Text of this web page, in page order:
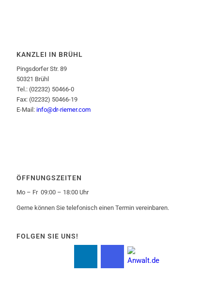
KANZLEI IN BRÜHL
Pingsdorfer Str. 89
50321 Brühl
Tel.: (02232) 50466-0
Fax: (02232) 50466-19
E-Mail: info@dr-riemer.com
ÖFFNUNGSZEITEN
Mo – Fr 09:00 – 18:00 Uhr
Gerne können Sie telefonisch einen Termin vereinbaren.
FOLGEN SIE UNS!